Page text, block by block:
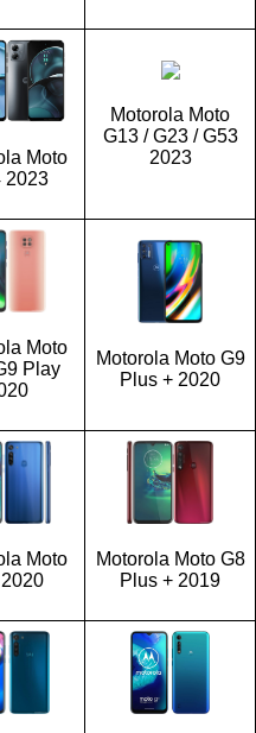
Moto
2023
Motorola Moto
G13 / G23 / G53
2023
Moto
Play
Motorola Moto G9
Plus + 2020
Moto
Motorola Moto G8
Plus + 2019